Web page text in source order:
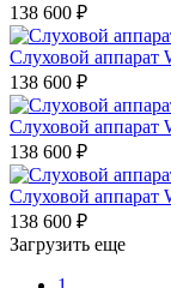
138 600 ₽
Слуховой аппарат
138 600 ₽
Слуховой аппарат
138 600 ₽
Слуховой аппарат
138 600 ₽
Загрузить еще